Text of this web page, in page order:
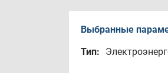
Выбранные
Тип: